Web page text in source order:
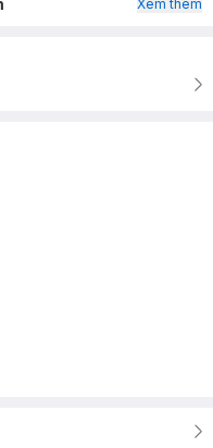
Xem thêm